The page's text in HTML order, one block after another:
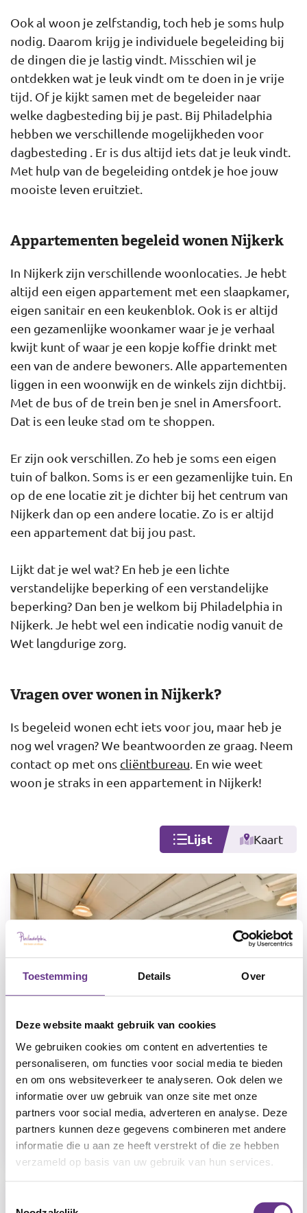
Toestemming Details Over
Deze website maakt gebruik van cookies
We gebruiken cookies om content en advertenties te
personaliseren, om functies voor social media te bieden
en om ons websiteverkeer te analyseren. Ook delen we
informatie over uw gebruik van onze site met onze
partners voor social media, adverteren en analyse. Deze
partners kunnen deze gegevens combineren met andere
informatie die u aan ze heeft verstrekt of die ze hebben
verzameld op basis van uw gebruik van hun services.
Ook al woon je zelfstandig, toch heb je soms hulp
nodig. Daarom krijg je individuele begeleiding bij
de dingen die je lastig vindt. Misschien wil je
ontdekken wat je leuk vindt om te doen in je vrije
tijd. Of je kijkt samen met de begeleider naar
welke dagbesteding bij je past. Bij Philadelphia
hebben we verschillende mogelijkheden voor
dagbesteding . Er is dus altijd iets dat je leuk vindt.
Met hulp van de begeleiding ontdek je hoe jouw
mooiste leven eruitziet.
Appartementen begeleid wonen Nijkerk
In Nijkerk zijn verschillende woonlocaties. Je hebt
altijd een eigen appartement met een slaapkamer,
eigen sanitair en een keukenblok. Ook is er altijd
een gezamenlijke woonkamer waar je je verhaal
kwijt kunt of waar je een kopje koffie drinkt met
een van de andere bewoners. Alle appartementen
liggen in een woonwijk en de winkels zijn dichtbij.
Met de bus of de trein ben je snel in Amersfoort.
Dat is een leuke stad om te shoppen.
Er zijn ook verschillen. Zo heb je soms een eigen
tuin of balkon. Soms is er een gezamenlijke tuin. En
op de ene locatie zit je dichter bij het centrum van
Nijkerk dan op een andere locatie. Zo is er altijd
een appartement dat bij jou past.
Lijkt dat je wel wat? En heb je een lichte
verstandelijke beperking of een verstandelijke
beperking? Dan ben je welkom bij Philadelphia in
Nijkerk. Je hebt wel een indicatie nodig vanuit de
Wet langdurige zorg.
Vragen over wonen in Nijkerk?
Is begeleid wonen echt iets voor jou, maar heb je
nog wel vragen? We beantwoorden ze graag. Neem
contact op met ons cliëntbureau . En wie weet
woon je straks in een appartement in Nijkerk!
Lijst Kaart
Boerderij Groot Schutterhoef
Leusden
Ouderen, Verstandelijke beperking, Ernstige
meervoudige beperking